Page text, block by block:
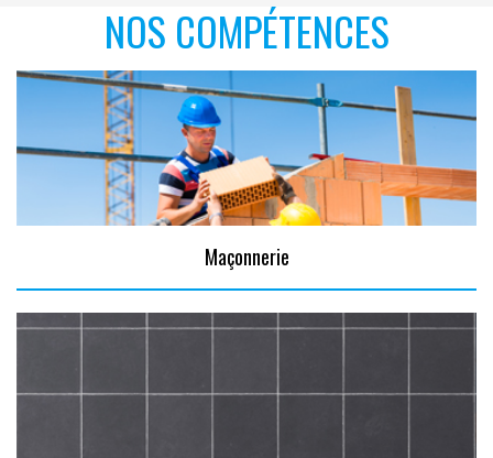
NOS COMPÉTENCES
Maçonnerie